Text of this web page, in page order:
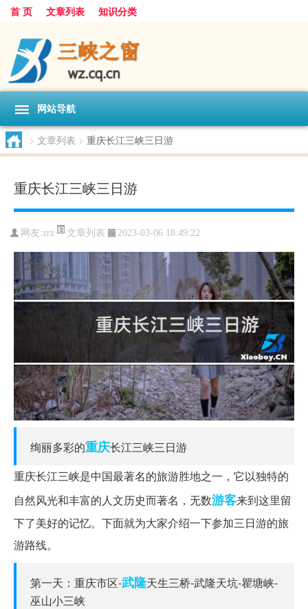
首 页 文章列表 知识分类
网站导航
> 文章列表 > 重庆长江三峡三日游
重庆长江三峡三日游
网友:zrz 文章列表 2023-03-06 18:49:22
绚丽多彩的重庆长江三峡三日游
重庆长江三峡是中国最著名的旅游胜地之一，它以独特的
自然风光和丰富的人文历史而著名，无数游客来到这里留
下了美好的记忆。下面就为大家介绍一下参加三日游的旅
游路线。
第一天：重庆市区-武隆天生三桥-武隆天坑-瞿塘峡-
巫山小三峡